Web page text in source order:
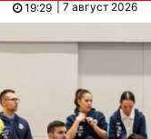
| 7 август 2026
19:29